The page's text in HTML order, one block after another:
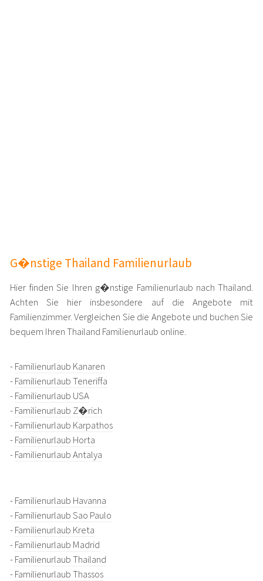
G�nstige Thailand Familienurlaub
Hier finden Sie Ihren g�nstige Familienurlaub nach Thailand.
Achten Sie hier insbesondere auf die Angebote mit
Familienzimmer. Vergleichen Sie die Angebote und buchen Sie
bequem Ihren Thailand Familienurlaub online.
-Familienurlaub Kanaren
-Familienurlaub Teneriffa
-Familienurlaub USA
-Familienurlaub Z�rich
-Familienurlaub Karpathos
-Familienurlaub Horta
-Familienurlaub Antalya
-Familienurlaub Havanna
-Familienurlaub Sao Paulo
-Familienurlaub Kreta
-Familienurlaub Madrid
-Familienurlaub Thailand
-Familienurlaub Thassos